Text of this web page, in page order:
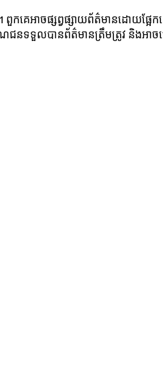
េអាចផ្សព្វផ្សាយព័ត៌មានដោយផ្អែកល
ណជនទទួលបានព័ត៌មានត្រឹមត្រូវ និងអាច